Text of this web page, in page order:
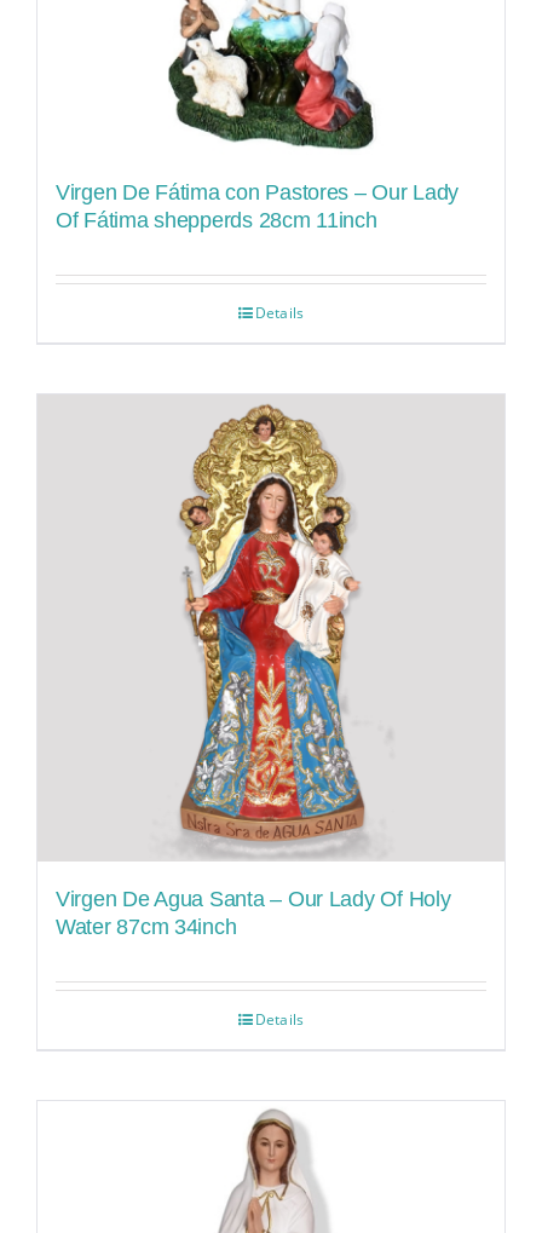
Virgen De Fátima con Pastores – Our Lady
Of Fátima shepperds 28cm 11inch
Details
Virgen De Agua Santa – Our Lady Of Holy
Water 87cm 34inch
Details